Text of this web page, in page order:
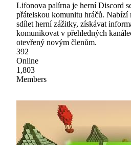
Lifonova palírna je herní Discord
přátelskou komunitu hráčů. Nabízí
sdílet herní zážitky, získávat
komunikovat v přehledných
otevřený novým členům.
392
Online
1,803
Members